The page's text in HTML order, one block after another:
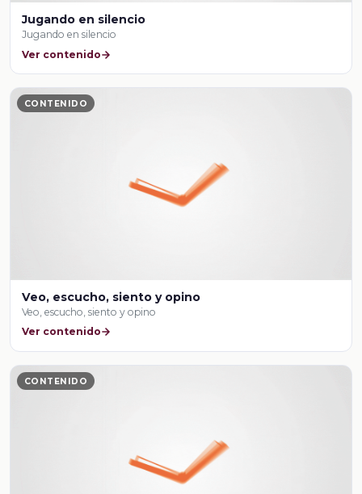
Jugando en silencio
Jugando en silencio
Ver contenido
CONTENIDO
Veo, escucho, siento y opino
Veo, escucho, siento y opino
Ver contenido
CONTENIDO